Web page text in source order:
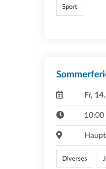
Sport
Fr,
10:00
Diverses